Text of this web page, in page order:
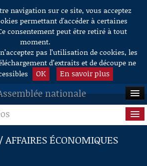
navigation sur ce site, vous acceptez
permettant d'accéder à certaines
consentement peut être retiré à tout
moment.
pas l’utilisation de cookies, les
d’extraits et de découpe ne
OK En savoir plus
nationale
Séance publique
au Gouvernement
ÉCONOMIQUES